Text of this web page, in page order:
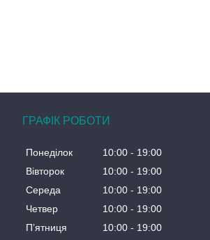
ГРАФІК РОБОТИ
Понеділок 10:00
19:00
Вівторок
10:00
19:00
Середа
10:00
19:00
Четвер
10:00
19:00
Пʼятниця
10:00 19:00